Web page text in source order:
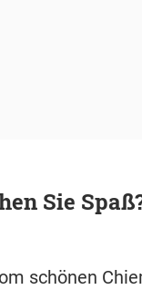
Sie
schönen